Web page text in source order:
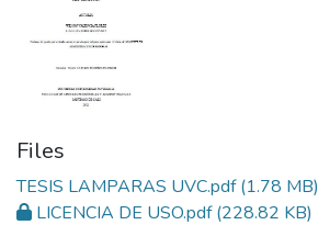
Files
TESIS LAMPARAS UVC.pdf(1.78 MB)
LICENCIA DE USO.pdf(228.82 KB)